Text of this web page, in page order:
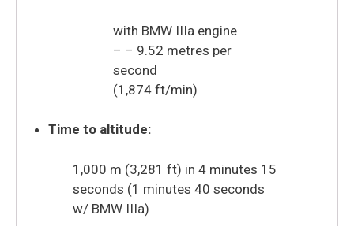
with BMW IIIa engine
– – 9.52 metres per
second
(1,874 ft/min)
Time to altitude:
1,000 m (3,281 ft) in 4 minutes 15
seconds (1 minutes 40 seconds
w/ BMW IIIa)